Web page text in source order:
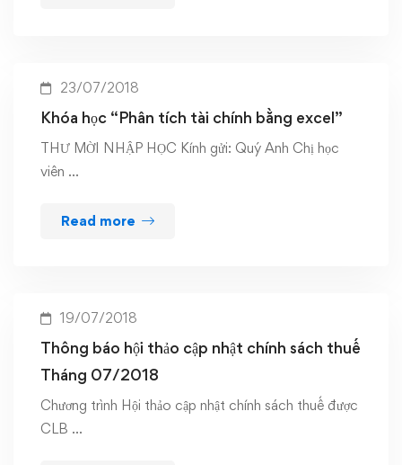
23/07/2018
Khóa học “Phân tích tài chính bằng excel”
THƯ MỜI NHẬP HỌC Kính gửi: Quý Anh Chị học
viên …
Read more
19/07/2018
Thông báo hội thảo cập nhật chính sách thuế
Tháng 07/2018
Chương trình Hội thảo cập nhật chính sách thuế được
CLB …